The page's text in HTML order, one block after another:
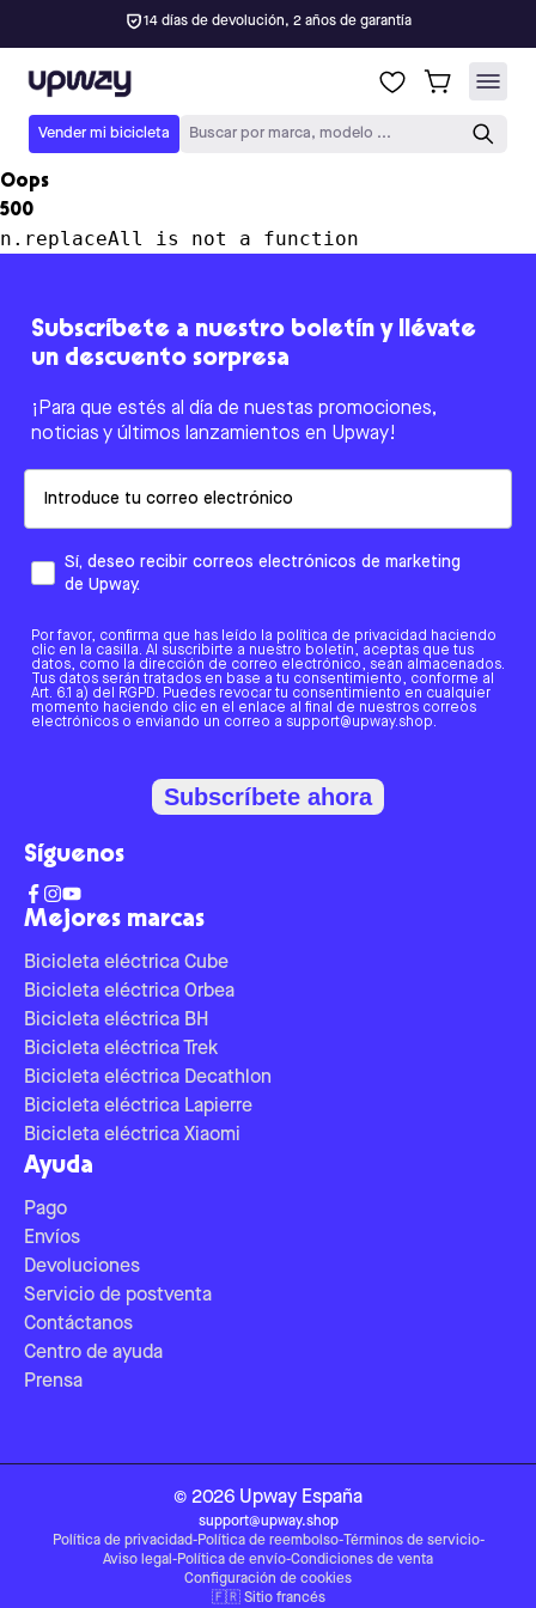
14 días de devolución, 2 años de garantía
Upway
Vender mi bicicleta Buscar por marca, modelo ...
Oops
500
n.replaceAll is not a function
Mejores marcas
Bicicleta eléctrica Cube
Bicicleta eléctrica Orbea
Bicicleta eléctrica BH
Bicicleta eléctrica Trek
Bicicleta eléctrica Decathlon
Bicicleta eléctrica Lapierre
Bicicleta eléctrica Xiaomi
Ayuda
Pago
Envíos
Devoluciones
Servicio de postventa
Contáctanos
Centro de ayuda
Prensa
Subscríbete a nuestro boletín y llévate
un descuento sorpresa
¡Para que estés al día de nuestas promociones,
noticias y últimos lanzamientos en Upway!
Sí, deseo recibir correos electrónicos de marketing
de Upway.
Por favor, confirma que has leído la política de privacidad haciendo
clic en la casilla. Al suscribirte a nuestro boletín, aceptas que tus
datos, como la dirección de correo electrónico, sean almacenados.
Tus datos serán tratados en base a tu consentimiento, conforme al
Art. 6.1 a) del RGPD. Puedes revocar tu consentimiento en cualquier
momento haciendo clic en el enlace al final de nuestros correos
electrónicos o enviando un correo a support@upway.shop.
Subscríbete ahora
Síguenos
© 2026 Upway España
support@upway.shop
Política de privacidad-Política de reembolso-Términos de servicio-
Aviso legal -Política de envío-Condiciones de venta
Configuración de cookies
🇫🇷 Sitio francés